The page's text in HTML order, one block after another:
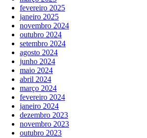
fevereiro 2025
janeiro 2025
novembro 2024
outubro 2024
setembro 2024
agosto 2024
junho 2024
maio 2024
abril 2024
março 2024
fevereiro 2024
janeiro 2024
dezembro 2023
novembro 2023
outubro 2023